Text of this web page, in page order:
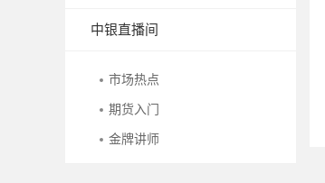
中银直播间
市场热点
期货入门
金牌讲师